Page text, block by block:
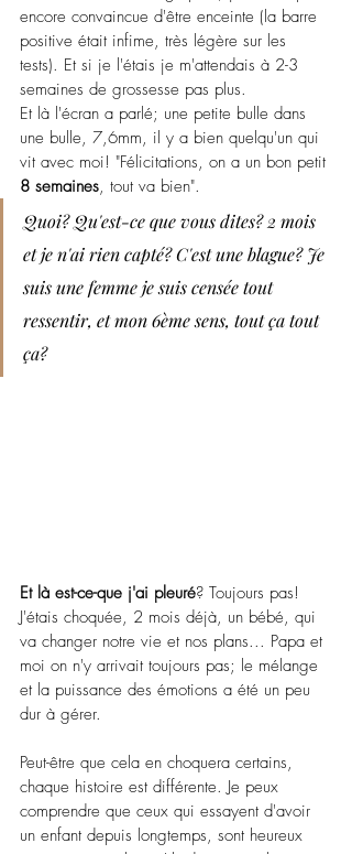
encore convaincue d'être enceinte (la barre
positive était infime, très légère sur les
tests). Et si je l'étais je m'attendais à 2-3
semaines de grossesse pas plus.
Et là l'écran a parlé; une petite bulle dans
une bulle, 7,6mm, il y a bien quelqu'un qui
vit avec moi! "Félicitations, on a un bon petit
8 semaines, tout va bien".
Quoi? Qu'est-ce que vous dites? 2 mois
et je n'ai rien capté? C'est une blague? Je
suis une femme je suis censée tout
ressentir, et mon 6ème sens, tout ça tout
ça?
Et là est-ce-que j'ai pleuré? Toujours pas!
J'étais choquée, 2 mois déjà, un bébé, qui
va changer notre vie et nos plans... Papa et
moi on n'y arrivait toujours pas; le mélange
et la puissance des émotions a été un peu
dur à gérer.
Peut-être que cela en choquera certains,
chaque histoire est différente. Je peux
comprendre que ceux qui essayent d'avoir
un enfant depuis longtemps, sont heureux